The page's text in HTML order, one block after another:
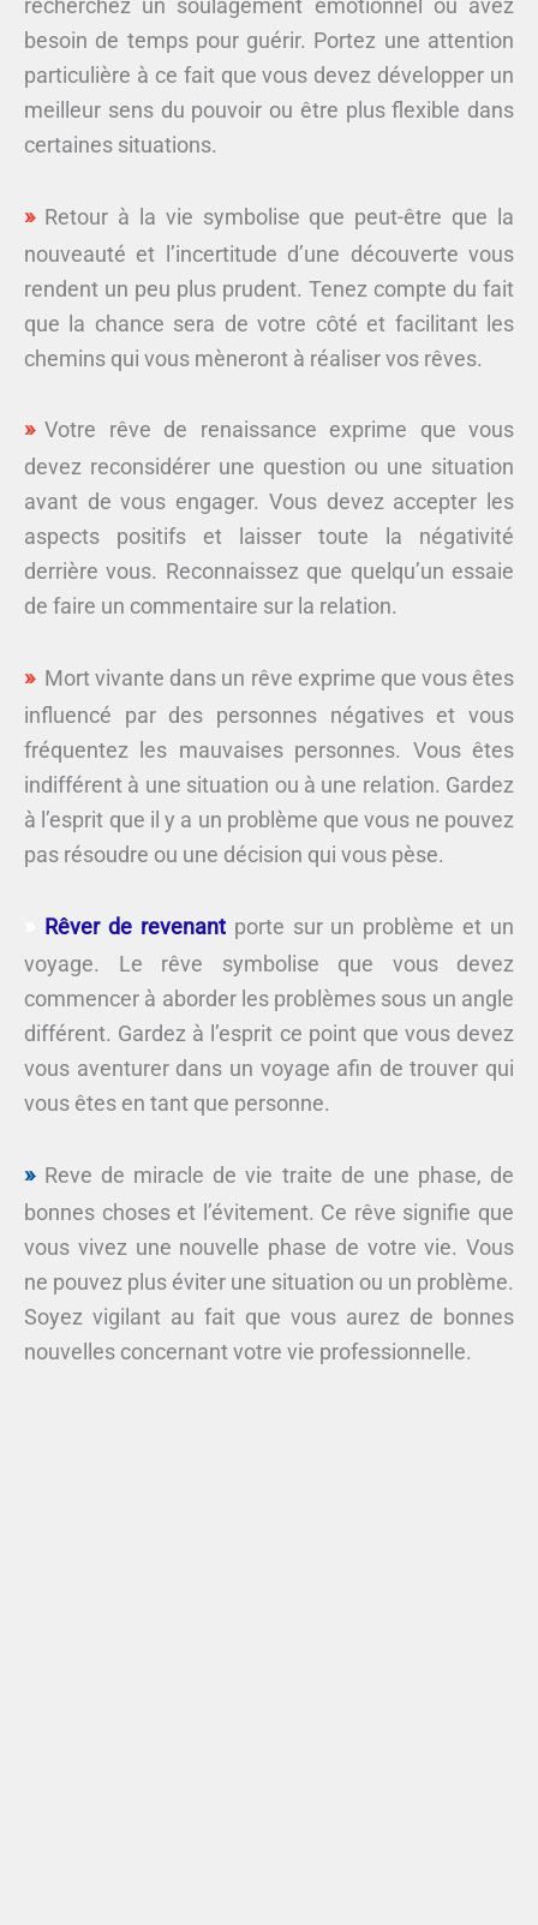
recherchez un soulagement émotionnel ou avez
besoin de temps pour guérir. Portez une attention
particulière à ce fait que vous devez développer un
meilleur sens du pouvoir ou être plus flexible dans
certaines situations.
Retour à la vie symbolise que peut-être que la
nouveauté et l’incertitude d’une découverte vous
rendent un peu plus prudent. Tenez compte du fait
que la chance sera de votre côté et facilitant les
chemins qui vous mèneront à réaliser vos rêves.
Votre rêve de renaissance exprime que vous
devez reconsidérer une question ou une situation
avant de vous engager. Vous devez accepter les
aspects positifs et laisser toute la négativité
derrière vous. Reconnaissez que quelqu’un essaie
de faire un commentaire sur la relation.
Mort vivante dans un rêve exprime que vous êtes
influencé par des personnes négatives et vous
fréquentez les mauvaises personnes. Vous êtes
indifférent à une situation ou à une relation. Gardez
à l’esprit que il y a un problème que vous ne pouvez
pas résoudre ou une décision qui vous pèse.
Rêver de revenantporte sur un problème et un
voyage. Le rêve symbolise que vous devez
commencer à aborder les problèmes sous un angle
différent. Gardez à l’esprit ce point que vous devez
vous aventurer dans un voyage afin de trouver qui
vous êtes en tant que personne.
Reve de miracle de vie traite de une phase, de
bonnes choses et l’évitement. Ce rêve signifie que
vous vivez une nouvelle phase de votre vie. Vous
ne pouvez plus éviter une situation ou un problème.
Soyez vigilant au fait que vous aurez de bonnes
nouvelles concernant votre vie professionnelle.